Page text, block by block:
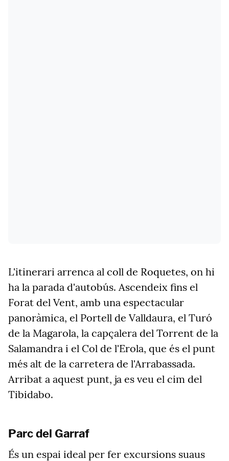
L'itinerari arrenca al coll de Roquetes, on hi
ha la parada d'autobús. Ascendeix fins el
Forat del Vent, amb una espectacular
panoràmica, el Portell de Valldaura, el Turó
de la Magarola, la capçalera del Torrent de la
Salamandra i el Col de l'Erola, que és el punt
més alt de la carretera de l'Arrabassada.
Arribat a aquest punt, ja es veu el cim del
Tibidabo.
Parc del Garraf
És un espai ideal per fer excursions suaus